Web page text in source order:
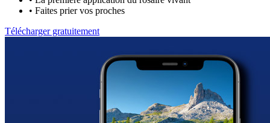
• Faites prier vos proches
Télécharger gratuitement